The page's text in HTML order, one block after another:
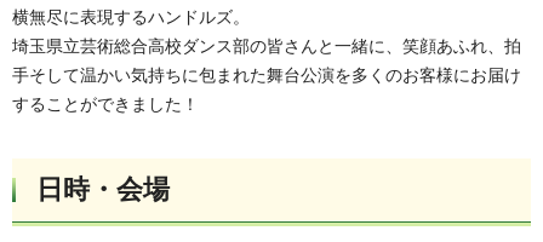
横無尽に表現するハンドルズ。
埼玉県立芸術総合高校ダンス部の皆さんと一緒に、笑顔あふれ、拍
手そして温かい気持ちに包まれた舞台公演を多くのお客様にお届け
することができました！
日時・会場